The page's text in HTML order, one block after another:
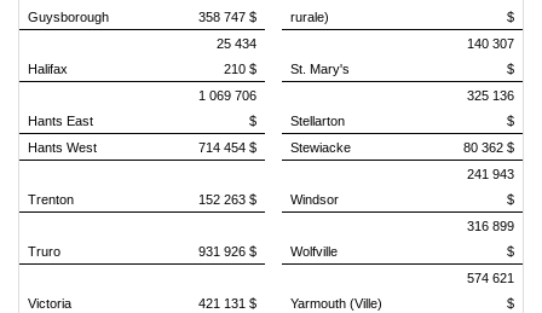
Guysborough 358 747 $
rurale)
$
Halifax
25 434
210 $
St. Mary's
140 307
$
Hants East
1 069 706
$
Stellarton
325 136
$
Hants West
714 454 $ Stewiacke 80 362 $
Trenton 152 263 $ Windsor
241 943
$
Truro 931 926 $ Wolfville
316 899
$
Victoria 421 131 $ Yarmouth (Ville)
574 621
$